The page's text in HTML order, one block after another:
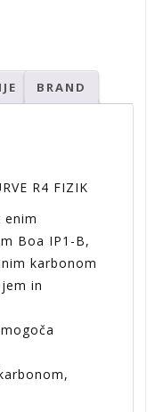
BRAND
R4 FIZIK
Boa IP1-B,
karbonom
in